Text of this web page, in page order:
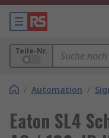
Teile-Nr.
/ Automation /
Eaton SL4